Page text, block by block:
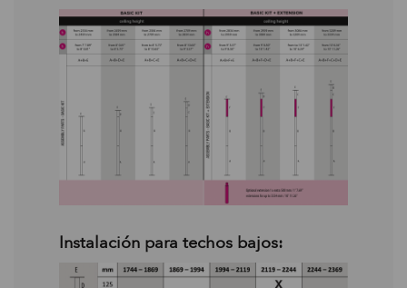
Instalación para techos bajos: